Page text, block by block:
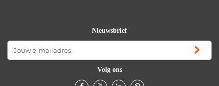
Nieuwsbrief
Volg ons